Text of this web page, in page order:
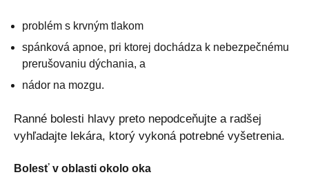
problém s krvným tlakom
spánková apnoe, pri ktorej dochádza k nebezpečnému
prerušovaniu dýchania, a
nádor na mozgu.
Ranné bolesti hlavy preto nepodceňujte a radšej
vyhľadajte lekára, ktorý vykoná potrebné vyšetrenia.
Bolesť v oblasti okolo oka